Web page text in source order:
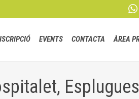

EVENTS CONTACTA ÀREA